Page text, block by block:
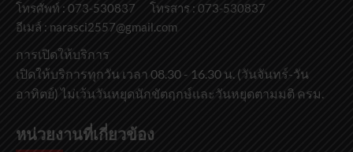
โทรศัพท์ : 073-530837 โทรสาร : 073-530837
อีเมล์ : narasci2557@gmail.com
การเปิดให้บริการ
เปิดให้บริการทุกวัน เวลา 08.30 - 16.30 น. (วันจันทร์-วัน
อาทิตย์) ไม่เว้นวันหยุดนักขัตฤกษ์และวันหยุดตามมติ ครม.
หน่วยงานที่เกี่ยวข้อง